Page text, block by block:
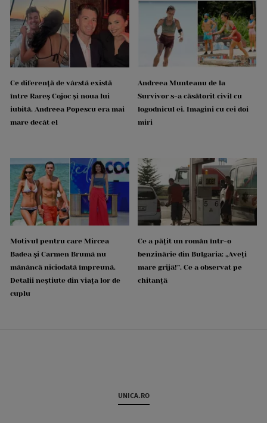
Ce diferență de vârstă există
între Rareș Cojoc și noua lui
iubită. Andreea Popescu era mai
mare decât el
Andreea Munteanu de la
Survivor s-a căsătorit civil cu
logodnicul ei. Imagini cu cei doi
miri
Motivul pentru care Mircea
Badea și Carmen Brumă nu
mănâncă niciodată împreună.
Detalii neștiute din viața lor de
cuplu
Ce a pățit un român într-o
benzinărie din Bulgaria: „Aveți
mare grijă!”. Ce a observat pe
chitanță
UNICA.RO